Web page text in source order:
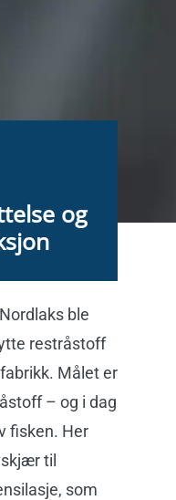
og
Nordlaks ble
restråstoff
Målet er
– og i dag
fisken. Her
til
som